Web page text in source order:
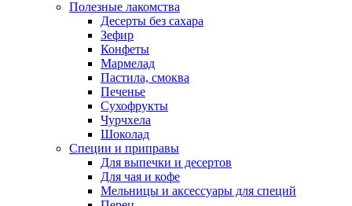
Полезные лакомства
Десерты без сахара
Зефир
Конфеты
Мармелад
Пастила, смоква
Печенье
Сухофрукты
Чурчхела
Шоколад
Специи и приправы
Для выпечки и десертов
Для чая и кофе
Мельницы и аксессуары для специй